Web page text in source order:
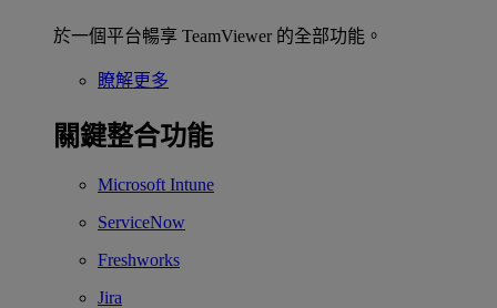
於一個平台暢享 TeamViewer 的全部功能。
瞭解更多
關鍵整合功能
Microsoft Intune
ServiceNow
Freshworks
Jira